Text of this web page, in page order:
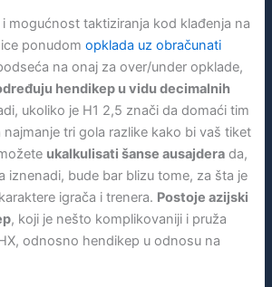
mogućnost taktiziranja kod klađenja na
ponudomopklada uz obračunati
na onaj za over/under opklade,
hendikep u vidu decimalnih
ukoliko je H1 2,5 znači da domaći tim
tri gola razlike kako bi vaš tiket
ukalkulisati šanse ausajdera da,
iznenadi, bude bar blizu tome, za šta je
igrača i trenera. Postoje azijski
, koji je nešto komplikovaniji i pruža
odnosno hendikep u odnosu na